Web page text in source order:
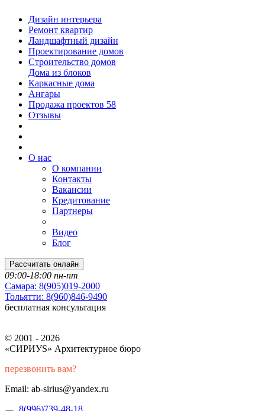
Дизайн интерьера
Ремонт квартир
Ландшафтный дизайн
Проектирование домов
Строительство домов
Дома из блоков
Каркасные дома
Ангары
Продажа проектов 58
Отзывы
О нас
О компании
Контакты
Вакансии
Кредитование
Партнеры
Видео
Блог
Рассчитать онлайн
09:00-18:00 пн-пт
Самара: 8(905)019-2000
Тольятти: 8(960)846-9490
бесплатная консультация
© 2001 - 2026
«СИРИУS» Архитектурное бюро
перезвонить вам?
Email: ab-sirius@yandex.ru
8(996)739-48-18